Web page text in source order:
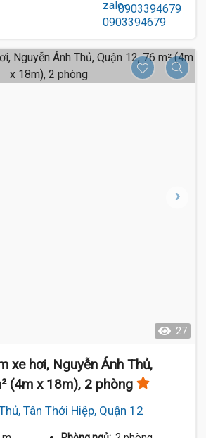
0903394679
27
xe hơi, Nguyễn Ánh Thủ,
(4m x 18m), 2 phòng
Tân Thới Hiệp, Quận 12